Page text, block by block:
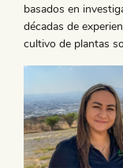
basados en
décadas de
cultivo de plantas